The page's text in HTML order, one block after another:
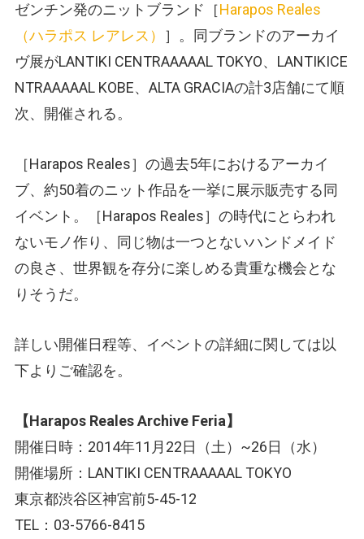
ゼンチン発のニットブランド［Harapos Reales
（ハラポス レアレス） ］。同ブランドのアーカイ
ヴ展がLANTIKI CENTRAAAAAL TOKYO、LANTIKICE
NTRAAAAAL KOBE、ALTA GRACIAの計3店舗にて順
次、開催される。
［Harapos Reales］の過去5年におけるアーカイ
ブ、約50着のニット作品を一挙に展示販売する同
イベント。［Harapos Reales］の時代にとらわれ
ないモノ作り、同じ物は一つとないハンドメイド
の良さ、世界観を存分に楽しめる貴重な機会とな
りそうだ。
詳しい開催日程等、イベントの詳細に関しては以
下よりご確認を。
【Harapos Reales Archive Feria】
開催日時：2014年11月22日（土）~26日（水）
開催場所：LANTIKI CENTRAAAAAL TOKYO
東京都渋谷区神宮前5-45-12
TEL：03-5766-8415